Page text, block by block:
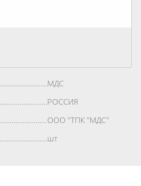
МДС
РОССИЯ
ООО "ТПК "МДС"
шт